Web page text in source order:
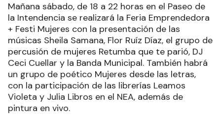
Mañana sábado, de 18 a 22 horas en el Paseo de
la Intendencia se realizará la Feria Emprendedora
+ Festi Mujeres con la presentación de las
músicas Sheila Samana, Flor Ruíz Díaz, el grupo de
percusión de mujeres Retumba que te parió, DJ
Ceci Cuellar y la Banda Municipal. También habrá
un grupo de poético Mujeres desde las letras,
con la participación de las librerías Leamos
Violeta y Julia Libros en el NEA, además de
pintura en vivo.